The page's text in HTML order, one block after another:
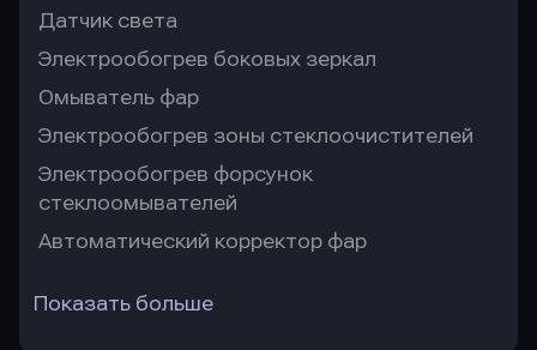
Датчик света
Электрообогрев боковых зеркал
Омыватель фар
Электрообогрев зоны стеклоочистителей
Электрообогрев форсунок
стеклоомывателей
Автоматический корректор фар
Показать больше